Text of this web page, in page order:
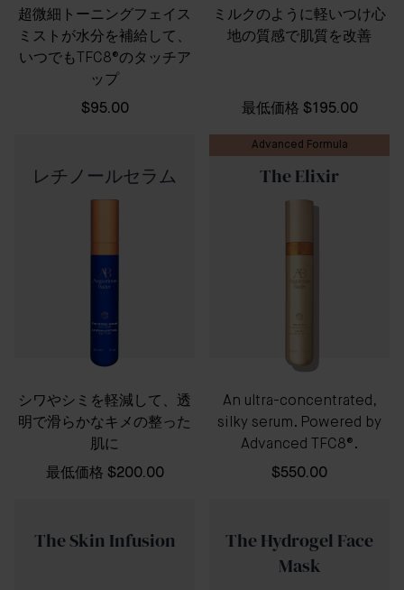
超微細トーニングフェイス
ミストが水分を補給して、
いつでもTFC8®のタッチア
ップ
$95.00
ミルクのように軽いつけ心
地の質感で肌質を改善
最低価格 $195.00
レチノールセラム
シワやシミを軽減して、透
明で滑らかなキメの整った
肌に
最低価格 $200.00
Advanced Formula
The Elixir
An ultra-concentrated,
silky serum. Powered by
Advanced TFC8®.
$550.00
The Skin Infusion
The Hydrogel Face
Mask